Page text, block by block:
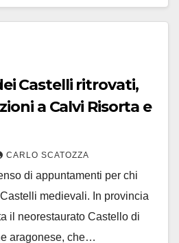
Castelli ritrovati,
a Calvi Risorta e
CARLO SCATOZZA
di appuntamenti per chi
medievali. In provincia
il neorestaurato Castello di
aragonese, che…